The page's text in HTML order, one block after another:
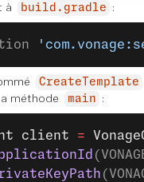
à build.gradle :
CreateTemplate
méthode
main :
client =